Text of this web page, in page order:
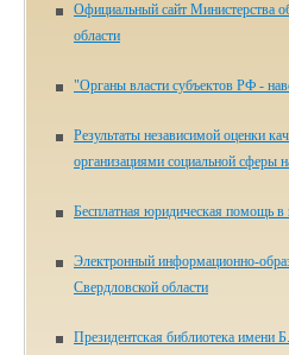
Официальный сайт Министерства
области
"Органы власти субъектов РФ -
Результаты независимой оценки
организациями социальной сферы
Бесплатная юридическая помощь
Электронный информационно-
Свердловской области
Президентская библиотека имени